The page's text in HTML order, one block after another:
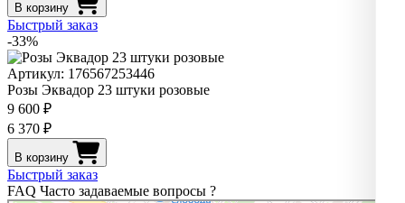
В корзину
Быстрый заказ
-33%
Артикул: 176567253446
Розы Эквадор 23 штуки розовые
9 600 ₽
6 370 ₽
В корзину
Быстрый заказ
FAQ Часто задаваемые вопросы ?